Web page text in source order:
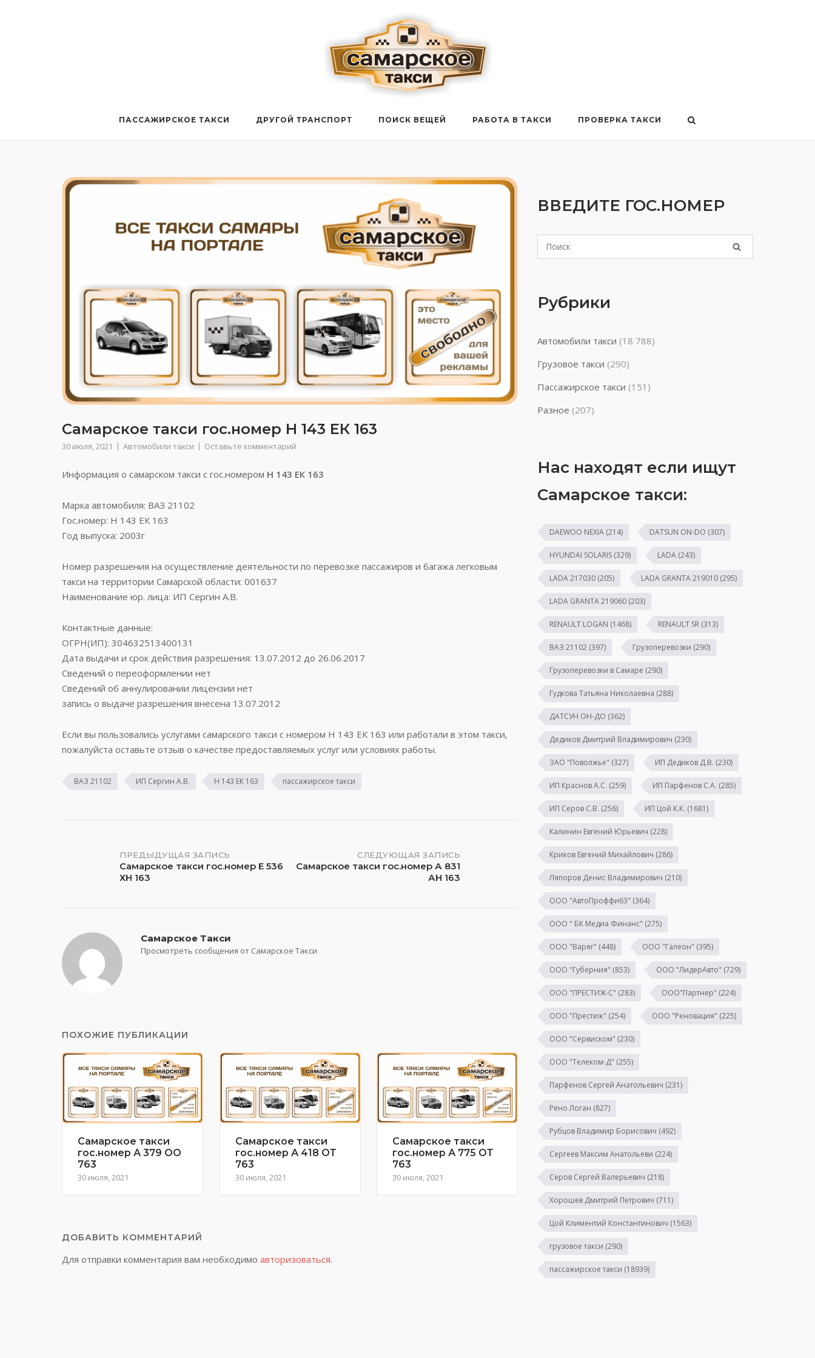
ПАССАЖИРСКОЕ ТАКСИ ДРУГОЙ ТРАНСПОРТ ПОИСК ВЕЩЕЙ РАБОТА В ТАКСИ ПРОВЕРКА ТАКСИ
Самарское такси гос.номер Н 143 ЕК 163
30 июля, 2021 Автомобили такси Оставьте комментарий
Информация о самарском такси с гос.номером Н 143 ЕК 163
Марка автомобиля: ВАЗ 21102
Гос.номер: Н 143 ЕК 163
Год выпуска: 2003г
Номер разрешения на осуществление деятельности по перевозке пассажиров и багажа легковым
такси на территории Самарской области: 001637
Наименование юр. лица: ИП Сергин А.В.
Контактные данные:
ОГРН(ИП): 304632513400131
Дата выдачи и срок действия разрешения: 13.07.2012 до 26.06.2017
Сведений о переоформлении нет
Сведений об аннулировании лицензии нет
запись о выдаче разрешения внесена 13.07.2012
Если вы пользовались услугами самарского такси с номером Н 143 ЕК 163 или работали в этом такси,
пожалуйста оставьте отзыв о качестве предоставляемых услуг или условиях работы.
ВАЗ 21102 ИП Сергин А.В. Н 143 ЕК 163 пассажирское такси
НавигацияПРЕДЫДУЩАЯ ЗАПИСЬ
Самарское такси гос.номер Е 536
ХН 163
СЛЕДУЮЩАЯ ЗАПИСЬ
Самарское такси гос.номер А 831
АН 163
Самарское Такси
Просмотреть сообщения от Самарское Такси
ПОХОЖИЕ ПУБЛИКАЦИИ
Самарское такси
гос.номер А 379 ОО
763
30 июля, 2021
Самарское такси
гос.номер А 418 ОТ
763
30 июля, 2021
Самарское такси
гос.номер А 775 ОТ
763
30 июля, 2021
ДОБАВИТЬ КОММЕНТАРИЙ
Для отправки комментария вам необходимо авторизоваться.
ВВЕДИТЕ ГОС.НОМЕР
Рубрики
Автомобили такси (18 788)
Грузовое такси (290)
Пассажирское такси (151)
Разное (207)
Нас находят если ищут
Самарское такси:
DAEWOO NEXIA(214) DATSUN ON-DO (307)
HYUNDAI SOLARIS(329) LADA(243)
LADA 217030(205) LADA GRANTA 219010(295)
LADA GRANTA 219060(203)
RENAULT LOGAN (1468) RENAULT SR(313)
ВАЗ 21102(397) Грузоперевозки (290)
Грузоперевозки в Самаре (290)
Гудкова Татьяна Николаевна (288)
ДАТСУН ОН-ДО (362)
Дедиков Дмитрий Владимирович (230)
ЗАО "Поволжье" (327) ИП Дедиков Д.В. (230)
ИП Краснов А.С. (259) ИП Парфенов С.А. (285)
ИП Серов С.В. (256) ИП Цой К.К. (1681)
Калинин Евгений Юрьевич (228)
Криков Евгений Михайлович (286)
Ляпоров Денис Владимирович (210)
ООО "АвтоПроффи63" (364)
ООО " БК Медиа Финанс" (275)
ООО "Варяг" (448) ООО "Галеон" (395)
ООО "Губерния" (853) ООО "ЛидерАвто" (729)
ООО "ПРЕСТИЖ-С" (283) ООО"Партнер" (224)
ООО "Престиж" (254) ООО "Реновация" (225)
ООО "Сервиском" (230)
ООО "Телеком-Д" (255)
Парфенов Сергей Анатольевич (231)
Рено Логан (827)
Рубцов Владимир Борисович (492)
Сергеев Максим Анатольеви (224)
Серов Сергей Валерьевич (218)
Хорошев Дмитрий Петрович (711)
Цой Климентий Константинович (1563)
грузовое такси (290)
пассажирское такси (18939)